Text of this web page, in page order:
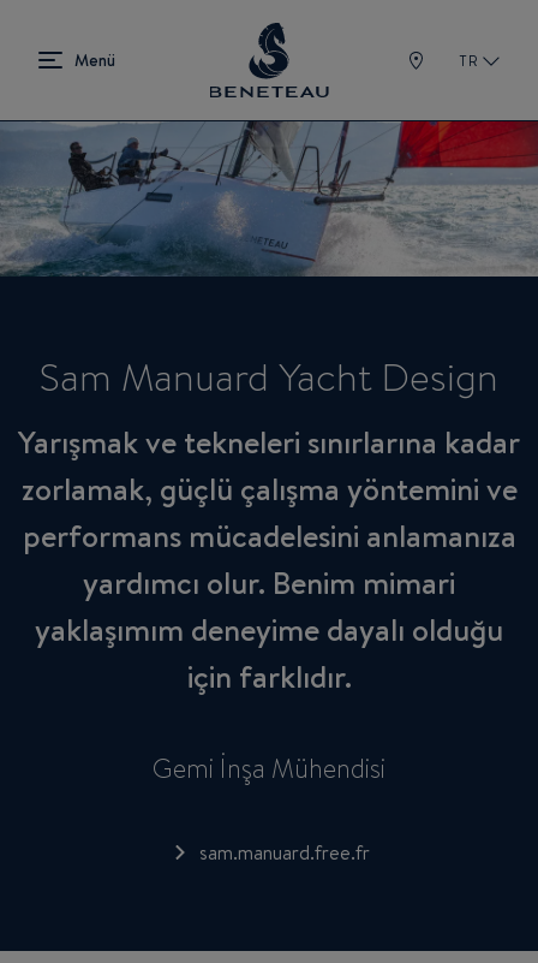
TR
Sam Manuard Yacht Design
Yarışmak ve tekneleri sınırlarına kadar
zorlamak, güçlü çalışma yöntemini ve
performans mücadelesini anlamanıza
yardımcı olur. Benim mimari
yaklaşımım deneyime dayalı olduğu
için farklıdır.
Gemi İnşa Mühendisi
sam.manuard.free.fr